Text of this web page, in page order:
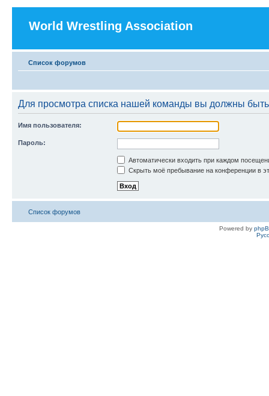
World Wrestling Association
Список форумов
Для просмотра списка нашей команды вы должны
Имя пользователя:
Пароль:
Автоматически входить при каждом
Скрыть моё пребывание на конференции в
Список форумов
Powered by